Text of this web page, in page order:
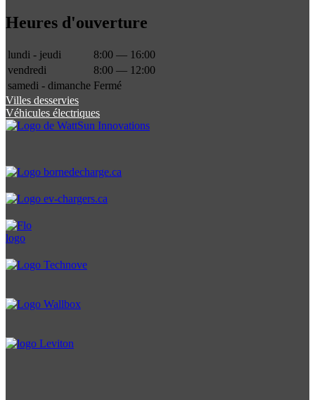
Heures d'ouverture
lundi - jeudi
8:00 — 16:00
vendredi
8:00 — 12:00
samedi - dimanche Fermé
Villes desservies
Véhicules électriques